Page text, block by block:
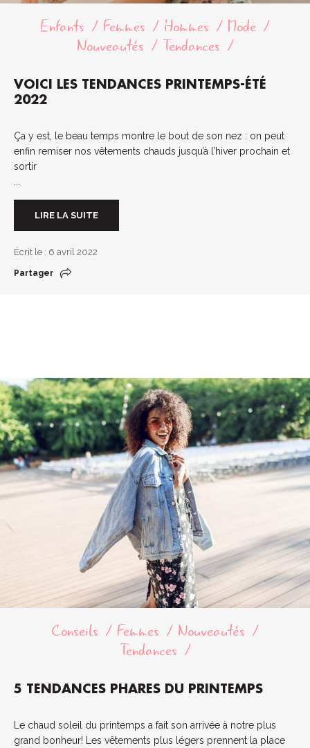
Enfants Femmes Hommes
Mode
Nouveautés
Tendances
VOICI LES TENDANCES PRINTEMPS-ÉTÉ
2022
Ça y est, le beau temps montre le bout de son nez : on peut
enfin remiser nos vêtements chauds jusqu’à l’hiver prochain et
sortir
LIRE LA SUITE
Écrit le : 6 avril 2022
Partager
Conseils Femmes
Nouveautés
Tendances
5 TENDANCES PHARES DU PRINTEMPS
Le chaud soleil du printemps a fait son arrivée à notre plus
grand bonheur! Les vêtements plus légers prennent la place